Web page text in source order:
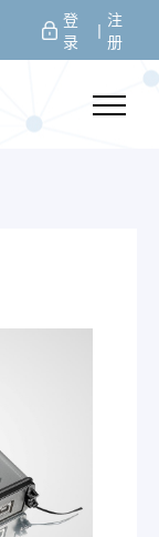
登
录
注
册